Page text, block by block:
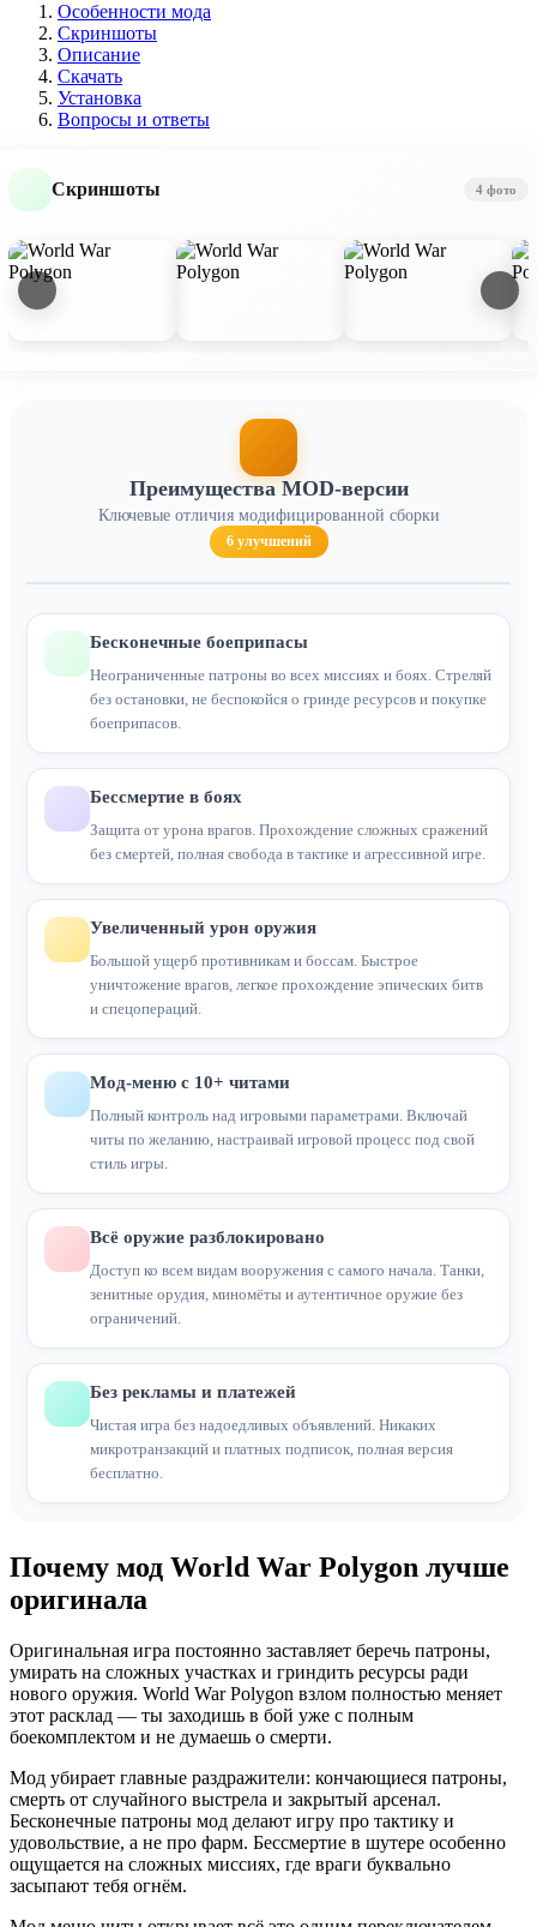
Особенности мода
Скриншоты
Описание
Скачать
Установка
Вопросы и ответы
Скриншоты 4 фото
Преимущества MOD-версии
Ключевые отличия модифицированной сборки
6 улучшений
Бесконечные боеприпасы
Неограниченные патроны во всех миссиях и боях. Стреляй
без остановки, не беспокойся о гринде ресурсов и покупке
боеприпасов.
Бессмертие в боях
Защита от урона врагов. Прохождение сложных сражений
без смертей, полная свобода в тактике и агрессивной игре.
Увеличенный урон оружия
Большой ущерб противникам и боссам. Быстрое
уничтожение врагов, легкое прохождение эпических битв
и спецопераций.
Мод-меню с 10+ читами
Полный контроль над игровыми параметрами. Включай
читы по желанию, настраивай игровой процесс под свой
стиль игры.
Всё оружие разблокировано
Доступ ко всем видам вооружения с самого начала. Танки,
зенитные орудия, миномёты и аутентичное оружие без
ограничений.
Без рекламы и платежей
Чистая игра без надоедливых объявлений. Никаких
микротранзакций и платных подписок, полная версия
бесплатно.
Почему мод World War Polygon лучше
оригинала
Оригинальная игра постоянно заставляет беречь патроны,
умирать на сложных участках и гриндить ресурсы ради
нового оружия. World War Polygon взлом полностью меняет
этот расклад — ты заходишь в бой уже с полным
боекомплектом и не думаешь о смерти.
Мод убирает главные раздражители: кончающиеся патроны,
смерть от случайного выстрела и закрытый арсенал.
Бесконечные патроны мод делают игру про тактику и
удовольствие, а не про фарм. Бессмертие в шутере особенно
ощущается на сложных миссиях, где враги буквально
засыпают тебя огнём.